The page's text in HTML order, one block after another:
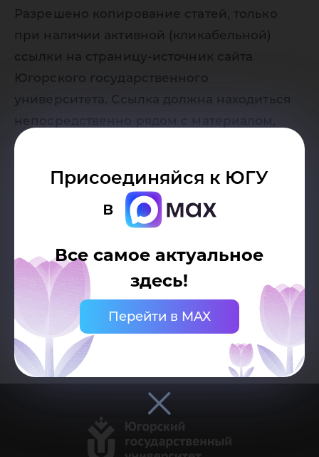
Присоединяйся к ЮГУ
в
Все самое актуальное
здесь!
Перейти в MAX
Разрешено копирование статей, только
при наличии активной (кликабельной)
ссылки на страницу-источник сайта
Югорского государственного
университета. Ссылка должна находиться
непосредственно рядом с материалом,
должна быть видимой и прямой.
Возврат к списку